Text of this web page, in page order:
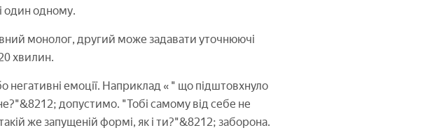
один одному.
монолог, другий може задавати уточнюючі
хвилин.
негативні емоції. Наприклад « " що підштовхнуло
допустимо. "Тобі самому від себе не
же запущеній формі, як і ти?"&8212; заборона.